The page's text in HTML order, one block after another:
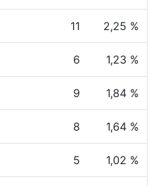
11 2,25 %
6 1,23 %
9 1,84 %
8 1,64 %
5 1,02 %